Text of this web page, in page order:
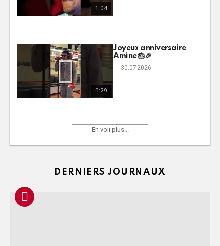
1:04
0:29
Joyeux anniversaire
Amine 🎂🎉
30.07.2026
En voir plus...
DERNIERS JOURNAUX